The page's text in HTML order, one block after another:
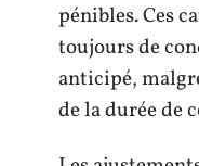
pénibles. Ces
toujours de
anticipé,
de la durée de